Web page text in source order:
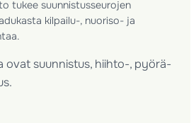
tukee suunnistusseurojen
kilpailu-, nuoriso- ja
ovat suunnistus, hiihto-, pyörä-